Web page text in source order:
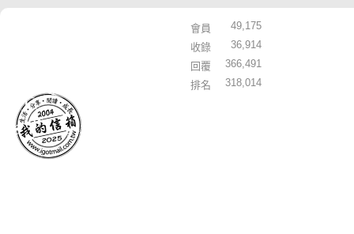
會員
49,175
收錄
36,914
回覆
366,491
排名
318,014